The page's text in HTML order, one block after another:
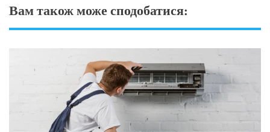
Вам також може сподобатися: